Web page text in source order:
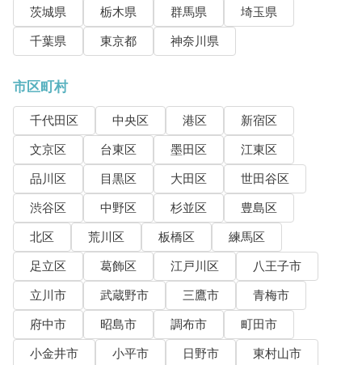
茨城県 栃木県 群馬県
埼玉県
千葉県
東京都 神奈川県
市区町村
千代田区 中央区 港区
新宿区
文京区
台東区 墨田区
江東区
品川区
目黒区 大田区
世田谷区
渋谷区
中野区 杉並区
豊島区
北区
荒川区 板橋区
練馬区
足立区
葛飾区 江戸川区
八王子市
立川市
武蔵野市 三鷹市
青梅市
府中市
昭島市 調布市
町田市
小金井市
小平市 日野市
東村山市